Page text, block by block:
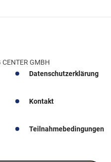
GMBH
Datenschutzerklärung
Kontakt
Teilnahmebedingungen